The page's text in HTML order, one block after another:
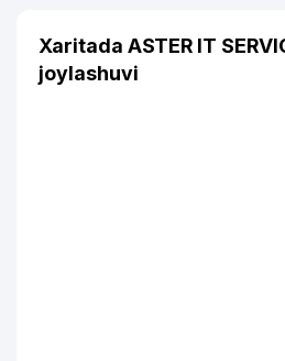
Xaritada ASTER IT
joylashuvi